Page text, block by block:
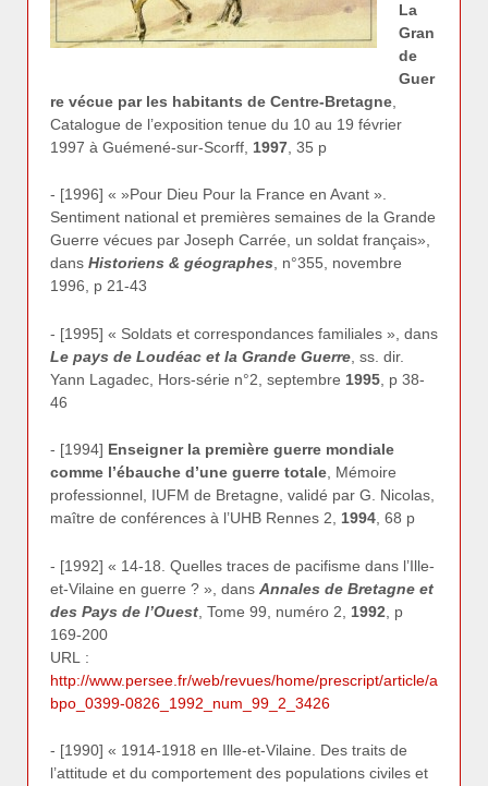
La
Gran
de
Guer
re vécue par les habitants de Centre-Bretagne
Catalogue de l’exposition tenue du 10 au 19 février
1997 à Guémené-sur-Scorff, 1997 , 35 p
- [1996] « »Pour Dieu Pour la France en Avant ».
Sentiment national et premières semaines de la Grande
Guerre vécues par Joseph Carrée, un soldat français»,
dans Historiens & géographes, n°355, novembre
1996, p 21-43
- [1995] « Soldats et correspondances familiales », dans
Le pays de Loudéac et la Grande Guerre , ss. dir.
Yann Lagadec, Hors-série n°2, septembre 1995 , p 38-
46
- [1994] Enseigner la première guerre mondiale
comme l’ébauche d’une guerre totale, Mémoire
professionnel, IUFM de Bretagne, validé par G. Nicolas,
maître de conférences à l’UHB Rennes 2, 1994, 68 p
- [1992] « 14-18. Quelles traces de pacifisme dans l’Ille-
et-Vilaine en guerre ? », dans Annales de Bretagne et
des Pays de l’Ouest , Tome 99, numéro 2, 1992 , p
169-200
URL :
http://www.persee.fr/web/revues/home/prescript/article/a
bpo_0399-0826_1992_num_99_2_3426
- [1990] « 1914-1918 en Ille-et-Vilaine. Des traits de
l’attitude et du comportement des populations civiles et